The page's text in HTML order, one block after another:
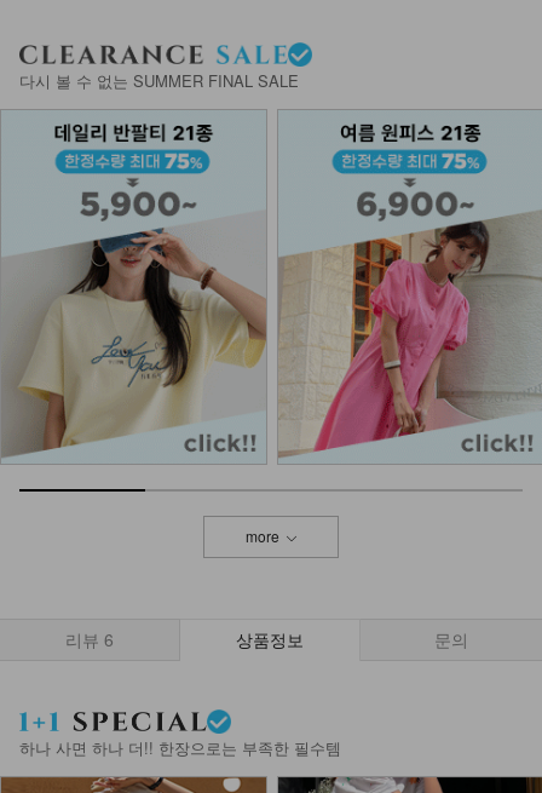
다시 볼 수 없는 SUMMER FINAL SALE
more
리뷰 6 상품정보 문의
하나 사면 하나 더!! 한장으로는 부족한 필수템